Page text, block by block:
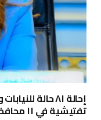
إحالة ٨١ حالة
تفتيشية في ١١ محافظة